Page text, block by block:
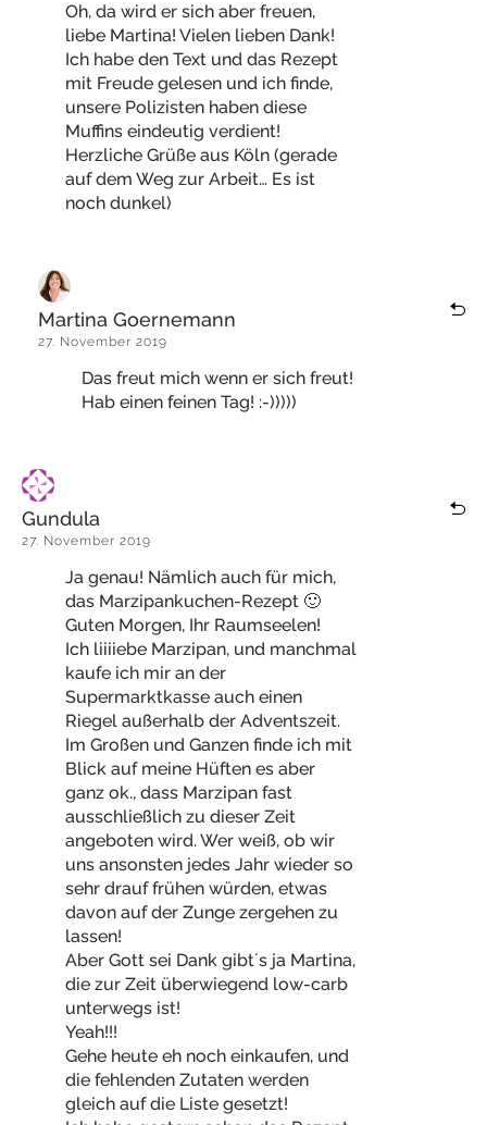
Oh, da wird er sich aber freuen,
liebe Martina! Vielen lieben Dank!
Ich habe den Text und das Rezept
mit Freude gelesen und ich finde,
unsere Polizisten haben diese
Muffins eindeutig verdient!
Herzliche Grüße aus Köln (gerade
auf dem Weg zur Arbeit… Es ist
noch dunkel)
Martina Goernemann
27. November 2019
Das freut mich wenn er sich freut!
Hab einen feinen Tag! :-)))))
Gundula
27. November 2019
Ja genau! Nämlich auch für mich,
das Marzipankuchen-Rezept 🙂
Guten Morgen, Ihr Raumseelen!
Ich liiiiebe Marzipan, und manchmal
kaufe ich mir an der
Supermarktkasse auch einen
Riegel außerhalb der Adventszeit.
Im Großen und Ganzen finde ich mit
Blick auf meine Hüften es aber
ganz ok., dass Marzipan fast
ausschließlich zu dieser Zeit
angeboten wird. Wer weiß, ob wir
uns ansonsten jedes Jahr wieder so
sehr drauf frühen würden, etwas
davon auf der Zunge zergehen zu
lassen!
Aber Gott sei Dank gibt´s ja Martina,
die zur Zeit überwiegend low-carb
unterwegs ist!
Yeah!!!
Gehe heute eh noch einkaufen, und
die fehlenden Zutaten werden
gleich auf die Liste gesetzt!